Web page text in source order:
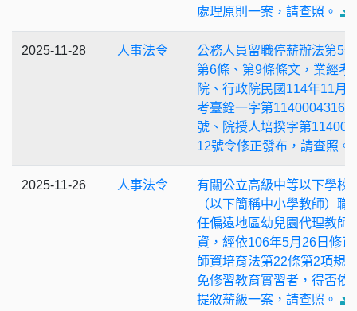
處理原則一案，請查照。
2025-11-28 人事法令
公務人員留職停薪辦法第5
第6條、第9條條文，業經考
院、行政院民國114年11月
考臺銓一字第11400043161
號、院授人培揆字第
12號令修正發布，請查照。
2025-11-26 人事法令
有關公立高級中等以下學校
（以下簡稱中小學教師）職
任偏遠地區幼兒園代理教師
資，經依106年5月26日修正
師資培育法第22條第2項規
免修習教育實習者，得否依
提敘薪級一案，請查照。